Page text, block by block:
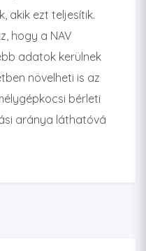
akik ezt teljesítik.
hogy a NAV
adatok kerülnek
növelheti is az
bérleti
aránya láthatóvá